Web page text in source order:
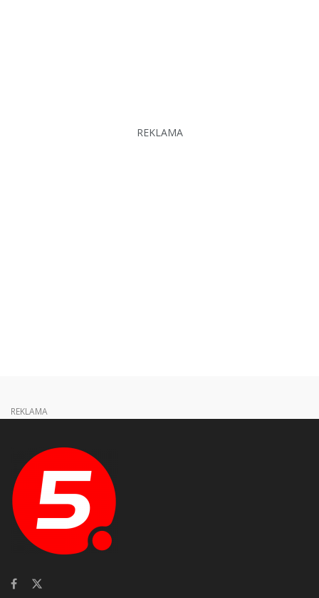
REKLAMA
REKLAMA